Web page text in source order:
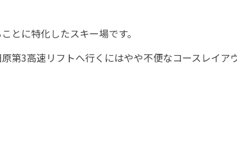
とに特化したスキー場です。
第3高速リフトへ行くにはやや不便なコースレイア